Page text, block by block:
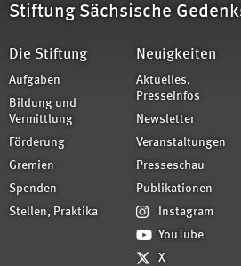
Stiftung Sächsische
Die Stiftung
Aufgaben
Bildung und
Vermittlung
Förderung
Gremien
Spenden
Stellen, Praktika
Neuigkeiten
Aktuelles,
Presseinfos
Newsletter
Veranstaltungen
Presseschau
Publikationen
Instagram
YouTube
X